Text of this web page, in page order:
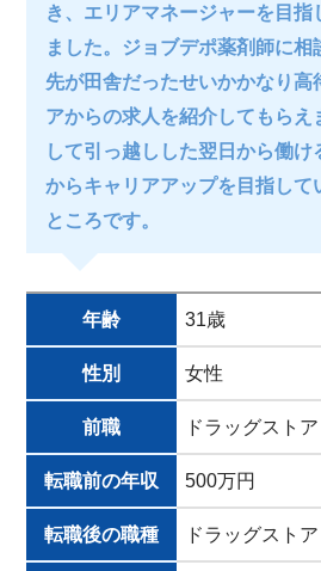
き、エリアマネージャーを目指
ました。ジョブデポ薬剤師に
先が田舎だったせいかかなり高
アからの求人を紹介してもらえ
して引っ越しした翌日から働
からキャリアアップを目指して
ところです。
年齢 31歳
性別 女性
前職 ドラッグスト
転職前の年収 500万円
転職後の職種 ドラッグスト